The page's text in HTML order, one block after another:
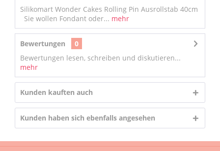
Silikomart Wonder Cakes Rolling Pin Ausrollstab 40cm
Sie wollen Fondant oder... mehr
Bewertungen
0
Bewertungen lesen, schreiben und diskutieren...
mehr
Kunden kauften auch
Kunden haben sich ebenfalls angesehen